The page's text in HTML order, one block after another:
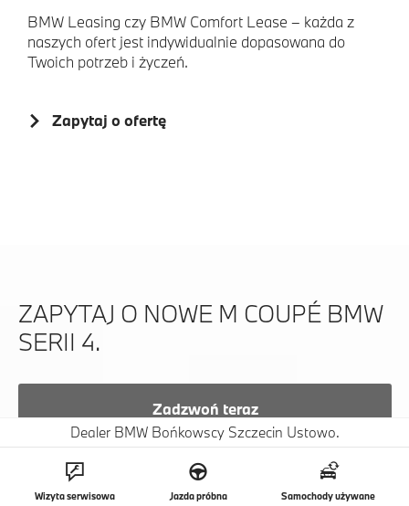
BMW Leasing czy BMW Comfort Lease – każda z
naszych ofert jest indywidualnie dopasowana do
Twoich potrzeb i życzeń.
Zapytaj o ofertę
ZAPYTAJ O NOWE M COUPÉ BMW
SERII 4.
Zadzwoń teraz
Lub zostaw swoje dane do kontaktu.
Dealer BMW Bońkowscy Szczecin Ustowo.
Wizyta serwisowa Jazda próbna Samochody używane